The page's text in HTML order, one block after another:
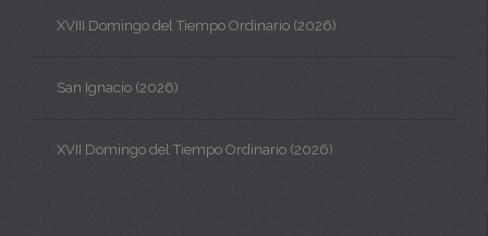
XVIII Domingo del Tiempo Ordinario (2026)
San Ignacio (2026)
XVII Domingo del Tiempo Ordinario (2026)